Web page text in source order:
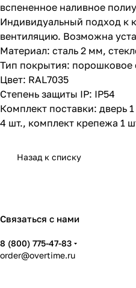
вспененное наливное
Индивидуальный подход к
вентиляцию. Возможна
Материал: сталь 2 мм,
Тип покрытия: порошковое
Цвет: RAL7035
Степень защиты IP: IP54
Комплект поставки: дверь
4 шт., комплект крепежа 1
Назад к списку
Связаться с нами
8 (800) 775-47-83
order@overtime.ru